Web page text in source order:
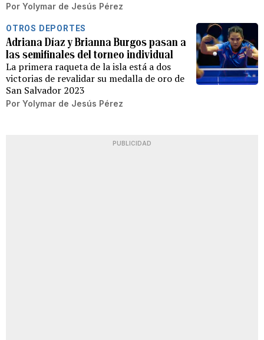
Por Yolymar de Jesús Pérez
OTROS DEPORTES
Adriana Díaz y Brianna Burgos pasan a
las semifinales del torneo individual
La primera raqueta de la isla está a dos
victorias de revalidar su medalla de oro de
San Salvador 2023
Por Yolymar de Jesús Pérez
PUBLICIDAD